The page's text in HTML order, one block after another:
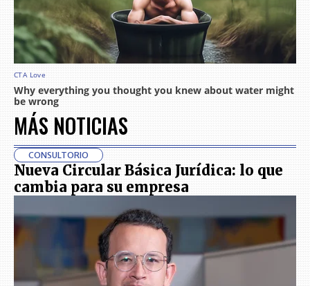
MÁS NOTICIAS
CONSULTORIO
Nueva Circular Básica Jurídica: lo que
cambia para su empresa